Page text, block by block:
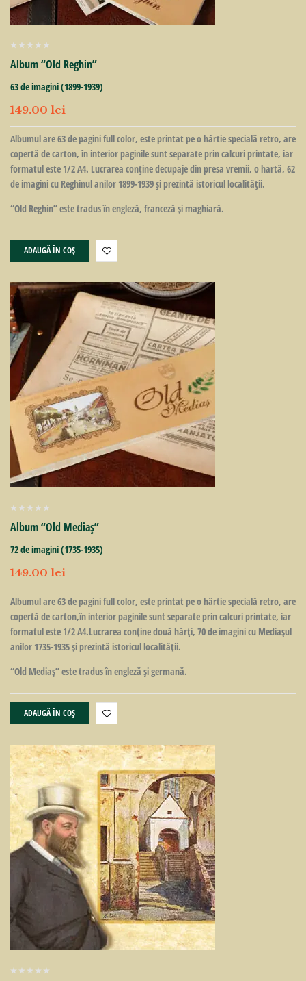
Album “Old Reghin”
63 de imagini (1899-1939)
149.00 lei
Albumul are 63 de pagini full color, este printat pe o hârtie specială retro, are
copertă de carton, în interior paginile sunt separate prin calcuri printate, iar
formatul este 1/2 A4. Lucrarea conţine decupaje din presa vremii, o hartă, 62
de imagini cu Reghinul anilor 1899-1939 şi prezintă istoricul localităţii.
“Old Reghin” este tradus în engleză, franceză şi maghiară.
ADAUGĂ ÎN COȘ
Album “Old Mediaş”
72 de imagini (1735-1935)
149.00 lei
Albumul are 63 de pagini full color, este printat pe o hârtie specială retro, are
copertă de carton,în interior paginile sunt separate prin calcuri printate, iar
formatul este 1/2 A4.Lucrarea conţine două hărţi, 70 de imagini cu Mediaşul
anilor 1735-1935 şi prezintă istoricul localităţii.
“Old Mediaş” este tradus în engleză şi germană.
ADAUGĂ ÎN COȘ